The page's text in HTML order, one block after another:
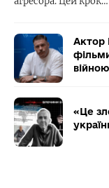
Актор
«Це